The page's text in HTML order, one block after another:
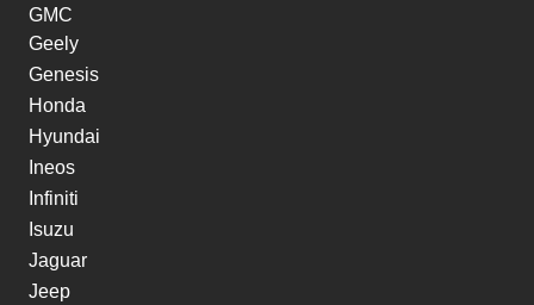
GMC
Geely
Genesis
Honda
Hyundai
Ineos
Infiniti
Isuzu
Jaguar
Jeep